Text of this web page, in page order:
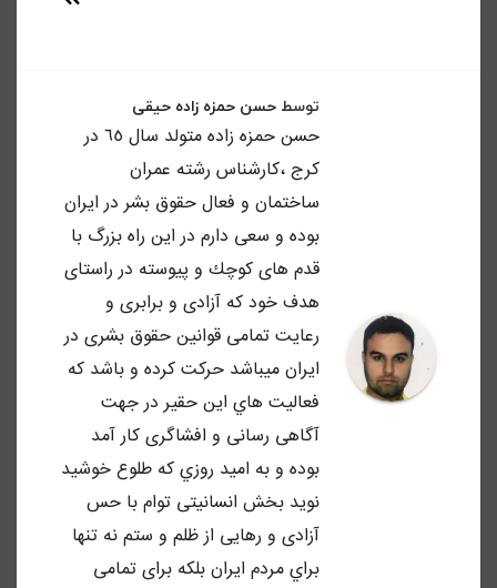
توسط حسن حمزه زاده حیقی
حسن حمزه زاده متولد سال ٦٥ در
كرج ،كارشناس رشته عمران
ساختمان و فعال حقوق بشر در ايران
بوده و سعى دارم در اين راه بزرگ با
قدم هاى كوچك و پيوسته در راستاى
هدف خود كه آزادى و برابرى و
رعايت تمامى قوانين حقوق بشرى در
ايران ميباشد حركت كرده و باشد كه
فعاليت هاي اين حقير در جهت
آگاهى رسانى و افشاگرى كار آمد
بوده و به اميد روزي كه طلوع خوشيد
نويد بخش انسانيتى توام با حس
آزادى و رهايى از ظلم و ستم نه تنها
براي مردم ايران بلكه براى تمامى